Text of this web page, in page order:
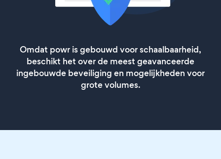
Omdat powr is gebouwd voor schaalbaarheid,
beschikt het over de meest geavanceerde
ingebouwde beveiliging en mogelijkheden voor
grote volumes.